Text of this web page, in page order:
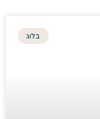
בלוג